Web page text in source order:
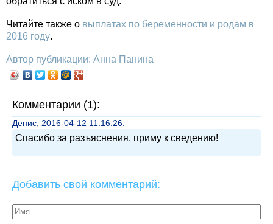
Читайте также о выплатах по беременности и родам в
2016 году.
Автор публикации: Анна Панина
Комментарии (1):
Денис, 2016-04-12 11:16:26:
Спасибо за разъяснения, приму к сведению!
Добавить свой комментарий: